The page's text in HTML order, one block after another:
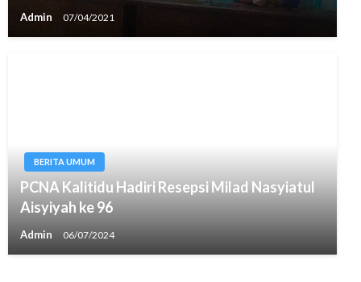
Admin 07/04/2021
BERITA UMUM
PCNA Kalitidu Hadiri Resepsi Milad Nasyiatul
Aisyiyah ke 96
Admin 06/07/2024